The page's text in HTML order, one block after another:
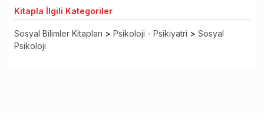
Kitapla İlgili Kategoriler
Sosyal Bilimler Kitapları > Psikoloji - Psikiyatri > Sosyal
Psikoloji